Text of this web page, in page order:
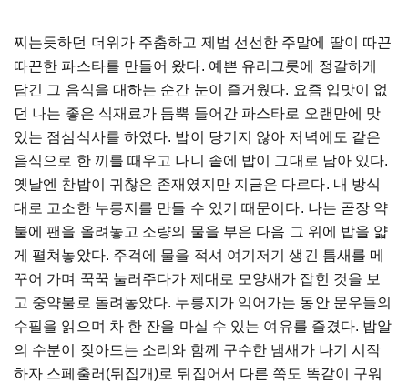
찌는듯하던 더위가 주춤하고 제법 선선한 주말에 딸이
따끈
따끈한 파스타를 만들어 왔다. 예쁜 유리그릇에
정갈하게
담긴 그 음식을 대하는 순간 눈이 즐거웠다. 요즘 입맛이
없
던 나는 좋은 식재료가 듬뿍 들어간 파스타로 오랜만에 맛
있는 점심식사를 하였다. 밥이 당기지 않아 저녁에도 같은
음식으로 한 끼를 때우고 나니 솥에 밥이 그대로 남아 있다.
옛날엔 찬밥이 귀찮은 존재였지만 지금은 다르다. 내 방식
대로 고소한 누릉지를 만들 수 있기 때문이다. 나는 곧장 약
불에 팬을 올려놓고 소량의 물을 부은 다음 그 위에 밥을 얇
게 펼쳐놓았다. 주걱에 물을 적셔 여기저기 생긴 틈새를 메
꾸어 가며 꾹꾹 눌러주다가 제대로 모양새가 잡힌 것을 보
고 중약불로 돌려놓았다. 누릉지가 익어가는 동안 문우들의
수필을 읽으며 차 한 잔을 마실 수 있는 여유를 즐겼다. 밥알
의 수분이 잦아드는 소리와 함께 구수한 냄새가 나기
시작
하자 스페출러 (뒤집개)로 뒤집어서 다른 쪽도 똑같이
구워